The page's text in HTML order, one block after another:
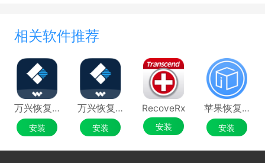
相关软件推荐
万兴恢复专家电脑版
安装
万兴恢复专家
安装
RecoveRx
安装
苹果恢复大师
安装